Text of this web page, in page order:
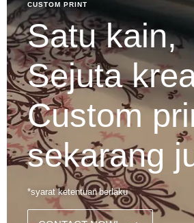
CUSTOM PRINT
Satu kain,
Sejuta
Custom
sekarang
*syarat ketentuan berlaku